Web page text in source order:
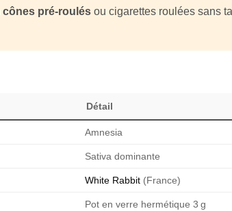
cônes pré-roulés ou cigarettes roulées sans
Détail
Amnesia
Sativa dominante
White Rabbit (France)
Pot en verre hermétique 3 g